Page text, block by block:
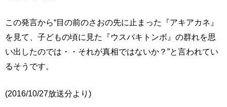
この発言から“目の前のさおの先に止まった『アキアカネ』
を見て、子どもの頃に見た『ウスバキトンボ』の群れを思
い出したのでは・・それが真相ではないか？”と言われてい
るそうです。
(2016/10/27放送分より)